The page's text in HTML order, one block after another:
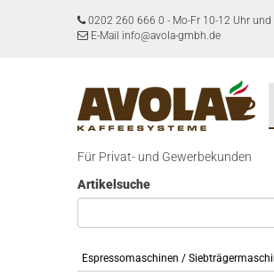
0202 260 666 0 - Mo-Fr 10-12 Uhr und
E-Mail info@avola-gmbh.de
Für Privat- und Gewerbekunden
Artikelsuche
Espressomaschinen /